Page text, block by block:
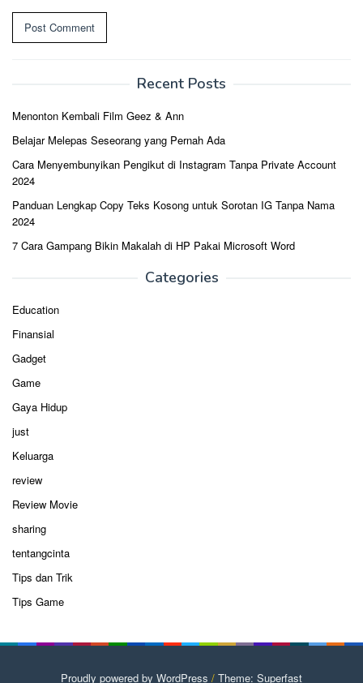
Recent Posts
Menonton Kembali Film Geez & Ann
Belajar Melepas Seseorang yang Pernah Ada
Cara Menyembunyikan Pengikut di Instagram Tanpa Private Account
2024
Panduan Lengkap Copy Teks Kosong untuk Sorotan IG Tanpa Nama
2024
7 Cara Gampang Bikin Makalah di HP Pakai Microsoft Word
Categories
Education
Finansial
Gadget
Game
Gaya Hidup
just
Keluarga
review
Review Movie
sharing
tentangcinta
Tips dan Trik
Tips Game
Proudly powered by WordPress / Theme: Superfast